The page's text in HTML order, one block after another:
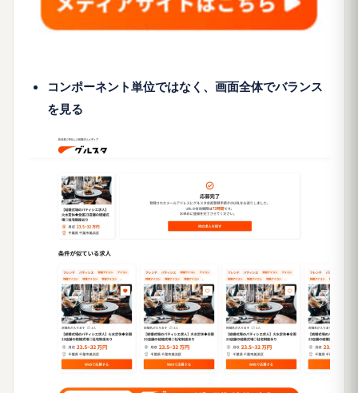
コンポーネント単位ではなく、画面全体でバランス
を見る